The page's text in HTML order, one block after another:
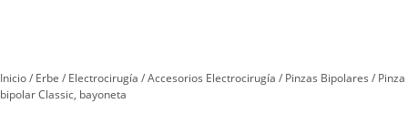
Inicio/ Erbe / Electrocirugía /Accesorios Electrocirugía / Pinzas Bipolares / Pinza
bipolar Classic, bayoneta